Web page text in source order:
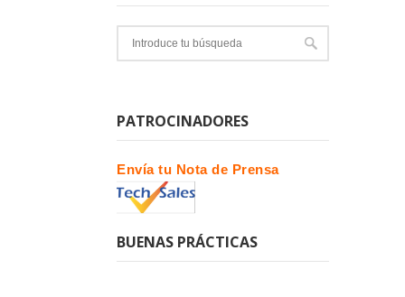
PATROCINADORES
Envía tu Nota de Prensa
BUENAS PRÁCTICAS